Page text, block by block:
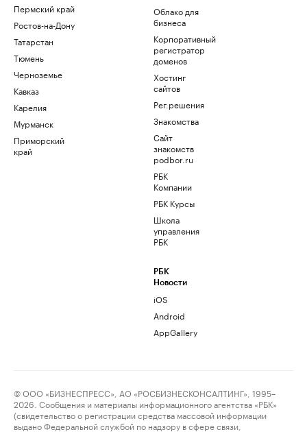
Пермский край
Ростов-на-Дону
Татарстан
Тюмень
Черноземье
Кавказ
Карелия
Мурманск
Приморский
край
Облако для
бизнеса
Корпоративный
регистратор
доменов
Хостинг
сайтов
Рег.решения
Знакомства
Сайт
знакомств
podbor.ru
РБК
Компании
РБК Курсы
Школа
управления
РБК
РБК
Новости
iOS
Android
AppGallery
© ООО «БИЗНЕСПРЕСС», АО «РОСБИЗНЕСКОНСАЛТИНГ», 1995–
2026. Сообщения и материалы информационного агентства «РБК»
(свидетельство о регистрации средства массовой информации
выдано Федеральной службой по надзору в сфере связи,